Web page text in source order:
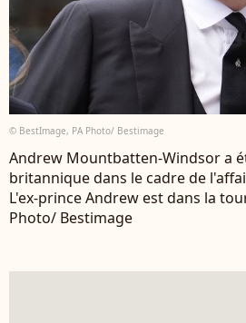
© BestImage, PA Photo/ Bestimage
Andrew Mountbatten-Windsor a
britannique dans le cadre de
L'ex-prince Andrew est dans la
Photo/ Bestimage